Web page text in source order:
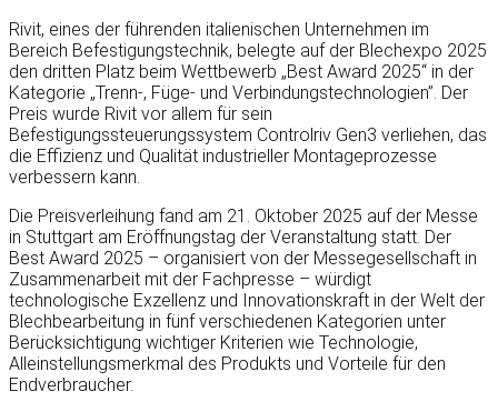
Rivit, eines der führenden italienischen Unternehmen im
Bereich Befestigungstechnik, belegte auf der Blechexpo 2025
den dritten Platz beim Wettbewerb „Best Award 2025“ in der
Kategorie „Trenn-, Füge- und Verbindungstechnologien”. Der
Preis wurde Rivit vor allem für sein
Befestigungssteuerungssystem Controlriv Gen3 verliehen, das
die Effizienz und Qualität industrieller Montageprozesse
verbessern kann.
Die Preisverleihung fand am 21. Oktober 2025 auf der Messe
in Stuttgart am Eröffnungstag der Veranstaltung statt. Der
Best Award 2025 – organisiert von der Messegesellschaft in
Zusammenarbeit mit der Fachpresse – würdigt
technologische Exzellenz und Innovationskraft in der Welt der
Blechbearbeitung in fünf verschiedenen Kategorien unter
Berücksichtigung wichtiger Kriterien wie Technologie,
Alleinstellungsmerkmal des Produkts und Vorteile für den
Endverbraucher.